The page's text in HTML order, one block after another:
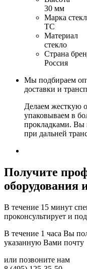
30 мм
Марка
ТС
Материал
стекло
Страна
Россия
Мы подбираем
доставки и
Делаем жесткую
упаковываем в
прокладками. Вы
при дальней
Получите
оборудования
В течение 15 минут
проконсультирует и
В течение 1 часа Вы
указанную Вами почту
или позвоните нам